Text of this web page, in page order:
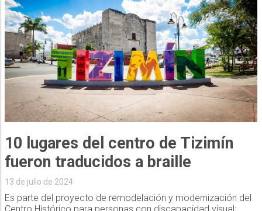
10 lugares del centro de Tizimín
fueron traducidos a braille
13 de julio de 2024
Es parte del proyecto de remodelación y modernización del
Centro Histórico para personas con discapacidad visual;